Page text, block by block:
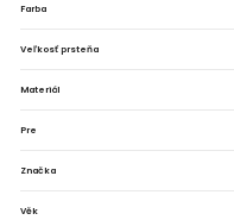
Farba
Veľkosť prsteňa
Materiál
Pre
Značka
Věk